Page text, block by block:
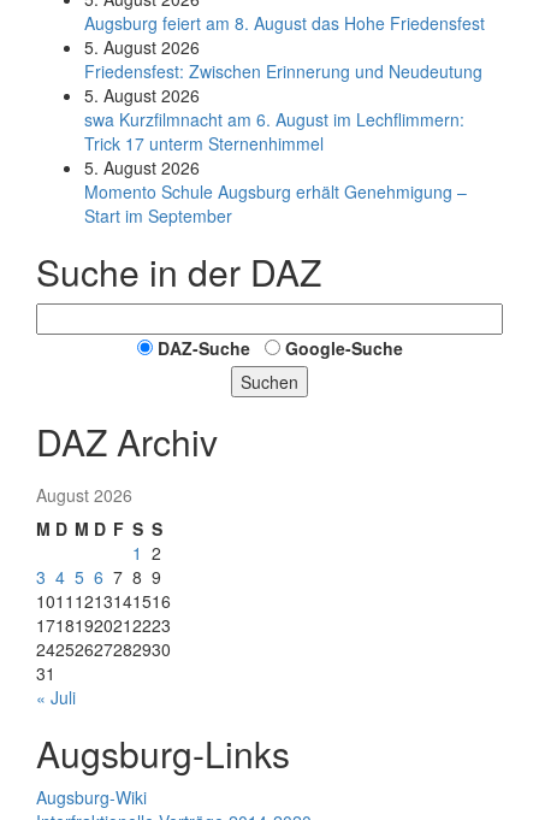
Augsburg feiert am 8. August das Hohe Friedensfest
5. August 2026
Friedensfest: Zwischen Erinnerung und Neudeutung
5. August 2026
swa Kurz­film­nacht am 6. August im Lech­flim­mern:
Trick 17 unterm Sternen­himmel
5. August 2026
Momento Schule Augsburg erhält Genehmigung –
Start im September
Suche in der DAZ
DAZ-Suche
Google-Suche
Suchen
DAZ Archiv
August 2026
M D M D F S S
1 2
3 4 5 6 7 8 9
1011 1213141516
17181920212223
24252627282930
31
« Juli
Augsburg-Links
Augsburg-Wiki